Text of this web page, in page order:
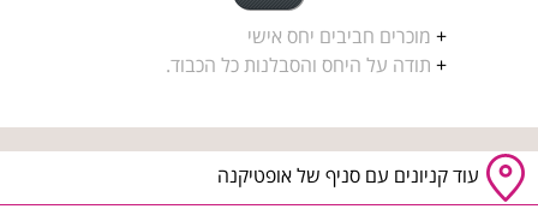
+ מוכרים חביבים יחס אישי
+ תודה על היחס והסבלנות כל הכבוד.
עוד קניונים עם סניף של אופטיקנה